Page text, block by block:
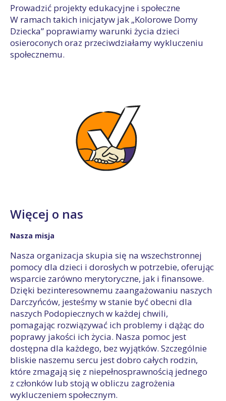
Prowadzić projekty edukacyjne i społeczne
W ramach takich inicjatyw jak „Kolorowe Domy
Dziecka” poprawiamy warunki życia dzieci
osieroconych oraz przeciwdziałamy wykluczeniu
społecznemu.
Więcej o nas
Nasza misja
Nasza organizacja skupia się na wszechstronnej
pomocy dla dzieci i dorosłych w potrzebie, oferując
wsparcie zarówno merytoryczne, jak i finansowe.
Dzięki bezinteresownemu zaangażowaniu naszych
Darczyńców, jesteśmy w stanie być obecni dla
naszych Podopiecznych w każdej chwili,
pomagając rozwiązywać ich problemy i dążąc do
poprawy jakości ich życia. Nasza pomoc jest
dostępna dla każdego, bez wyjątków. Szczególnie
bliskie naszemu sercu jest dobro całych rodzin,
które zmagają się z niepełnosprawnością jednego
z członków lub stoją w obliczu zagrożenia
wykluczeniem społecznym.